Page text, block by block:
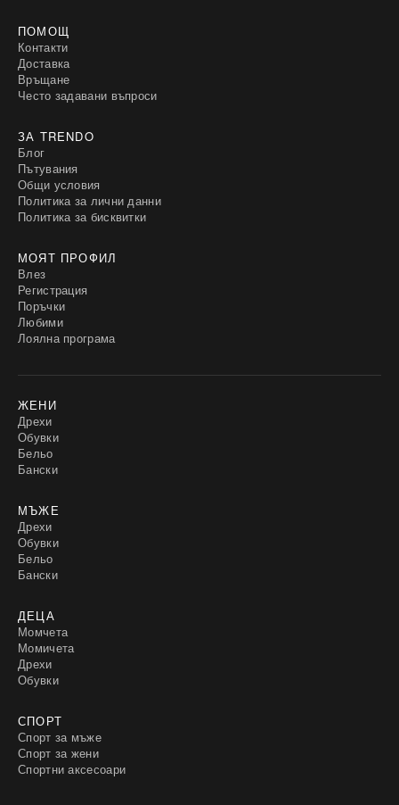
ПОМОЩ
Контакти
Доставка
Връщане
Често задавани въпроси
ЗА TRENDO
Блог
Пътувания
Общи условия
Политика за лични данни
Политика за бисквитки
МОЯТ ПРОФИЛ
Влез
Регистрация
Поръчки
Любими
Лоялна програма
ЖЕНИ
Дрехи
Обувки
Бельо
Бански
МЪЖЕ
Дрехи
Обувки
Бельо
Бански
ДЕЦА
Момчета
Момичета
Дрехи
Обувки
СПОРТ
Спорт за мъже
Спорт за жени
Спортни аксесоари